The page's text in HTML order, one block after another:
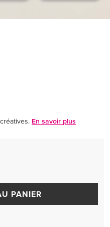
En savoir plus
PANIER